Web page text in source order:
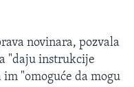
novinara, pozvala
"daju instrukcije
"omoguće da mogu